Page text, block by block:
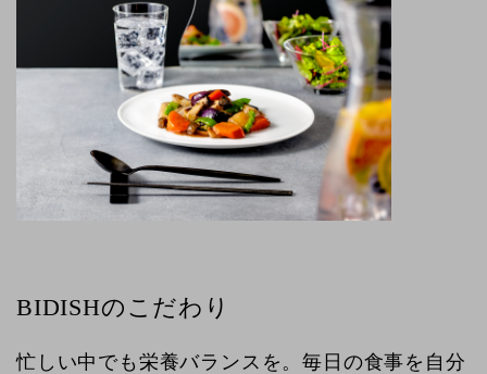
BIDISHのこだわり
忙しい中でも栄養バランスを。毎日の食事を自分